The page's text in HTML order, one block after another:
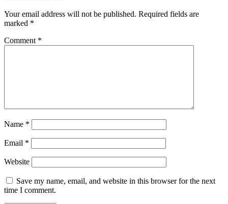
Your email address will not be published. Required fields are
marked *
Comment *
Name *
Email *
Website
Save my name, email, and website in this browser for the next
time I comment.